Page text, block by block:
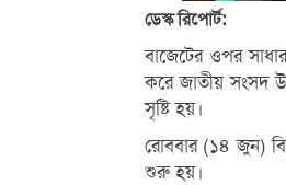
ডেস্ক রিপোর্ট:
বাজেটের ওপর
করে জাতীয় সংসদ
সৃষ্টি হয়।
রোববার (১৪ জুন)
শুরু হয়।